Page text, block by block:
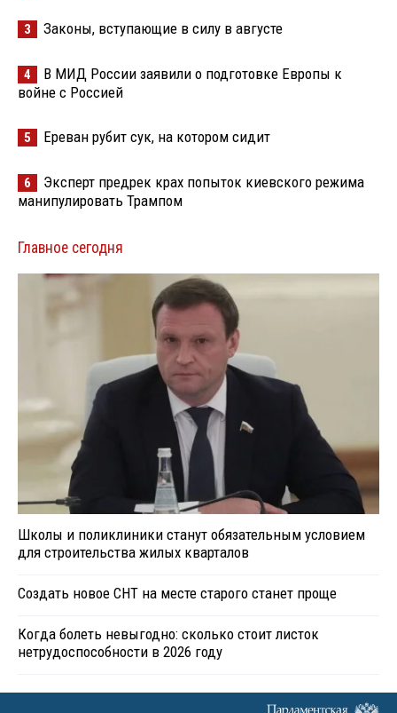
3 Законы, вступающие в силу в августе
4
В МИД России заявили о подготовке Европы к
войне с Россией
5 Ереван рубит сук, на котором сидит
6
Эксперт предрек крах попыток киевского режима
манипулировать Трампом
Главное сегодня
Школы и поликлиники станут обязательным условием
для строительства жилых кварталов
Создать новое СНТ на месте старого станет проще
Когда болеть невыгодно: сколько стоит листок
нетрудоспособности в 2026 году